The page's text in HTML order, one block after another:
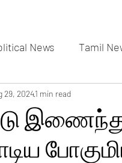
News Tamil
Gallery Events Gallery
இணைந்து
29, 20241 min read